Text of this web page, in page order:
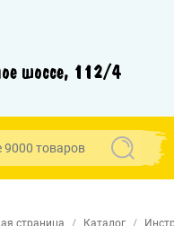
шоссе, 112/4
страница Каталог